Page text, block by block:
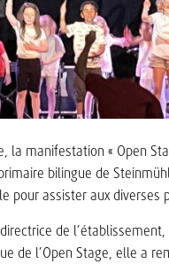
la manifestation « Open
bilingue de
pour assister aux diverses
de
de l’Open Stage, elle a